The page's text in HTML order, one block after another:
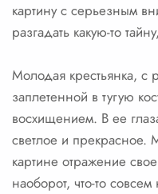
картину с серьезным
разгадать какую-то
Молодая крестьянка, с
заплетенной в тугую
восхищением. В ее
светлое и прекрасное.
картине отражение
наоборот, что-то